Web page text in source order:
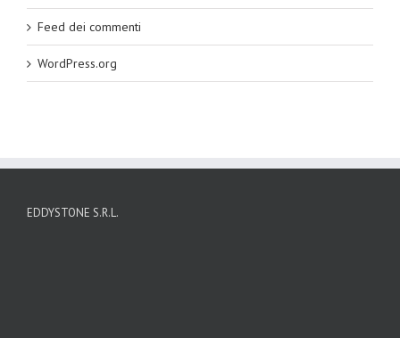
Feed dei commenti
WordPress.org
EDDYSTONE S.R.L.